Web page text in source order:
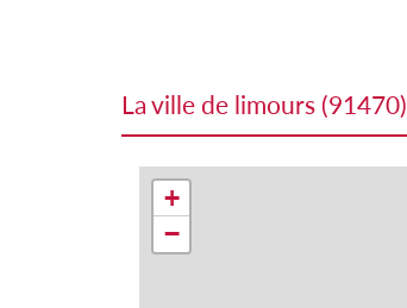
la ville de limours (91470)
+
−